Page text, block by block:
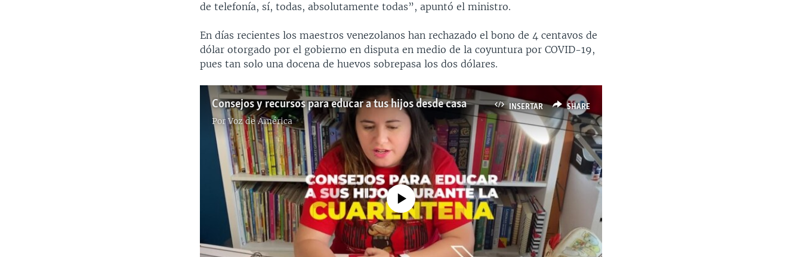
de telefonía, sí, todas, absolutamente todas”, apuntó el ministro.
En días recientes los maestros venezolanos han rechazado el bono de 4 centavos de
dólar otorgado por el gobierno en disputa en medio de la coyuntura por COVID-19,
pues tan solo una docena de huevos sobrepasa los dos dólares.
INSERTAR SHARE
Consejos y recursos para educar a tus hijos desde casa
PorVoz de América
No media source currently available